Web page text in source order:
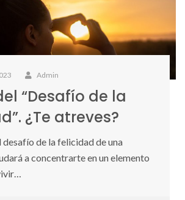
Admin
“Desafío de la
¿Te atreves?
desafío de la felicidad de una
a concentrarte en un elemento